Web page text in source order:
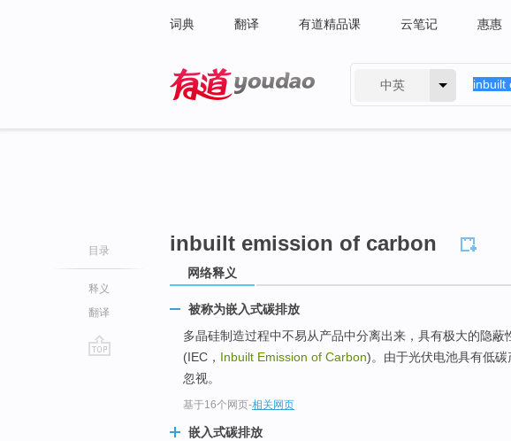
词典 翻译 有道精品课 云笔记 惠惠
中英
目录
释义
翻译
inbuilt emission of carbon
网络释义
被称为嵌入式碳排放
多晶硅制造过程中不易从产品中分离出来，具有极大的隐蔽
(IEC， Inbuilt Emission of Carbon)。由于光伏电池具有低
忽视。
基于16个网页-相关网页
嵌入式碳排放